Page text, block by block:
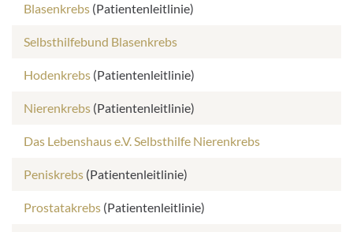
Blasenkrebs (Patientenleitlinie)
Selbsthilfebund Blasenkrebs
Hodenkrebs (Patientenleitlinie)
Nierenkrebs (Patientenleitlinie)
Das Lebenshaus e.V. Selbsthilfe Nierenkrebs
Peniskrebs (Patientenleitlinie)
Prostatakrebs (Patientenleitlinie)